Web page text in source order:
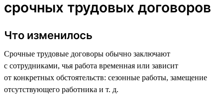
срочных трудовых договоров
Что изменилось
Срочные трудовые договоры обычно заключают
с сотрудниками, чья работа временная или зависит
от конкретных обстоятельств: сезонные работы, замещение
отсутствующего работника и т. д.